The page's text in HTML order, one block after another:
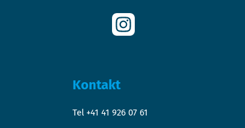
Kontakt
Tel +41 41 926 07 61